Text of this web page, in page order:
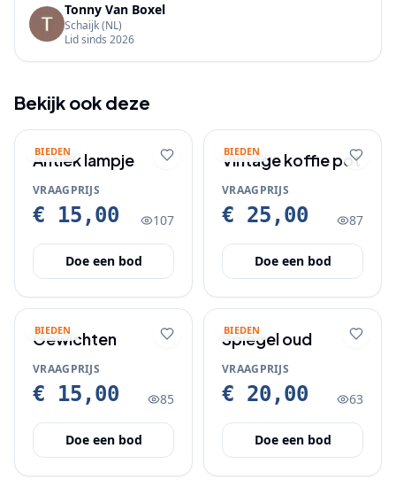
Tonny Van Boxel
Schaijk(NL)
Lid sinds 2026
Bekijk ook deze
BIEDEN
Antiek lampje
VRAAGPRIJS
€ 15,00 107
Doe een bod
BIEDEN
Vintage koffie pot
VRAAGPRIJS
€ 25,00 87
Doe een bod
BIEDEN
Gewichten
VRAAGPRIJS
€ 15,00 85
Doe een bod
BIEDEN
Spiegel oud
VRAAGPRIJS
€ 20,00 63
Doe een bod